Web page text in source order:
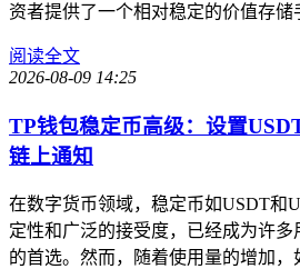
资者提供了一个相对稳定的价值存储
阅读全文
2026-08-09 14:25
TP钱包稳定币高级：设置
链上通知
在数字货币领域，稳定币如USDT和
定性和广泛的接受度，已经成为许
的首选。然而，随着使用量的增加，